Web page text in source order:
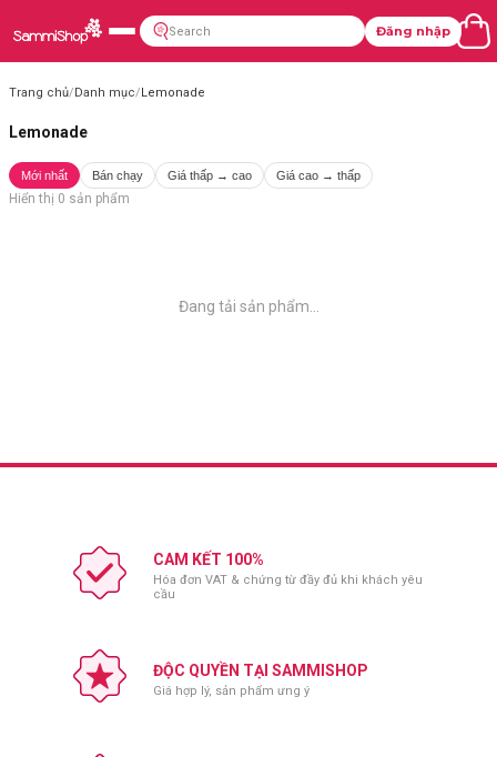
Đăng nhập
Trang chủ/Danh mục/Lemonade
Lemonade
Mới nhất Bán chạy Giá thấp → cao Giá cao → thấp
Hiển thị 0 sản phẩm
Đang tải sản phẩm...
CAM KẾT 100%
Hóa đơn VAT & chứng từ đầy đủ khi khách yêu
cầu
ĐỘC QUYỀN TẠI SAMMISHOP
Giá hợp lý, sản phẩm ưng ý